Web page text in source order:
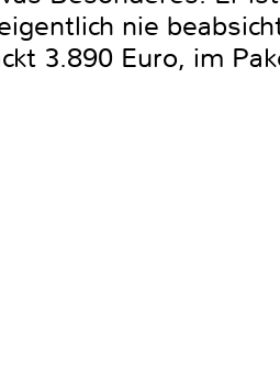
nie
3.890 Euro, im